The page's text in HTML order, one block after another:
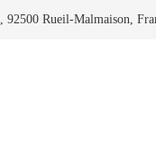
92500 Rueil-Malmaison,